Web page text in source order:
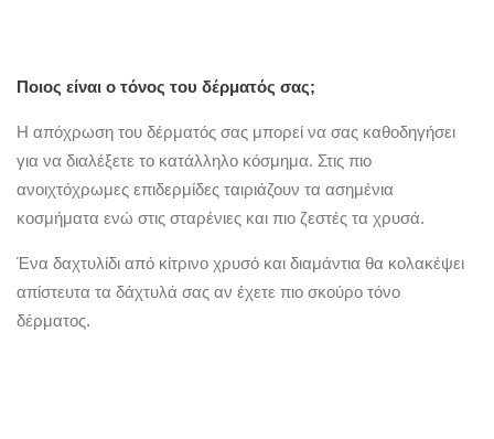
Ποιος είναι ο τόνος του δέρματός σας;
Η απόχρωση του δέρματός σας μπορεί να σας καθοδηγήσει
για να διαλέξετε το κατάλληλο κόσμημα. Στις πιο
ανοιχτόχρωμες επιδερμίδες ταιριάζουν τα ασημένια
κοσμήματα ενώ στις σταρένιες και πιο ζεστές τα χρυσά.
Ένα δαχτυλίδι από κίτρινο χρυσό και διαμάντια θα κολακέψει
απίστευτα τα δάχτυλά σας αν έχετε πιο σκούρο τόνο
δέρματος.